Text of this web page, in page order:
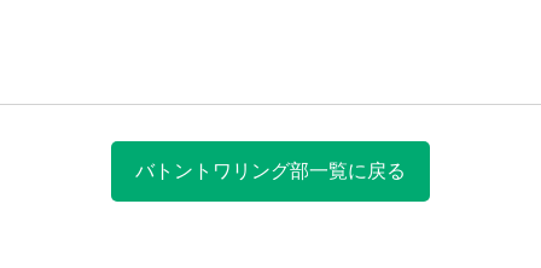
バトントワリング部一覧に戻る